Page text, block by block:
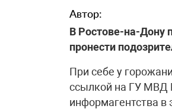
Автор:
В Ростове-на-Дону
пронести
При себе у
ссылкой на ГУ МВД
информагентства